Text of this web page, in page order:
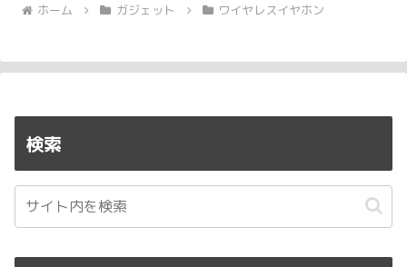
ホーム ガジェット ワイヤレスイヤホン
検索